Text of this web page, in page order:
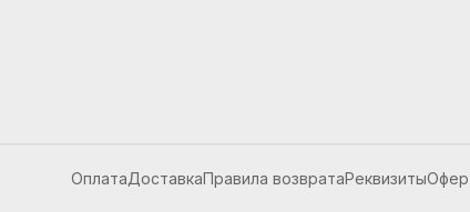
ОплатаДоставкаПравила возвратаРеквизиты